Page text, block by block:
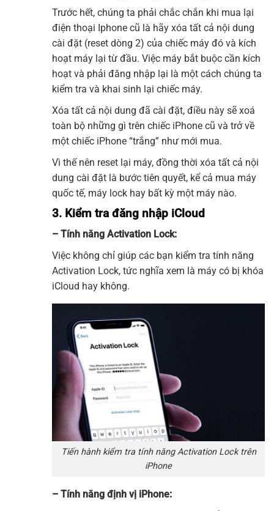
Trước hết, chúng ta phải chắc chắn khi mua lại
điện thoại Iphone cũ là hãy xóa tất cả nội dung
cài đặt (reset dòng 2) của chiếc máy đó và kích
hoạt máy lại từ đầu. Việc máy bắt buộc cần kích
hoạt và phải đăng nhập lại là một cách chúng ta
kiểm tra và khai sinh lại chiếc máy.
Xóa tất cả nội dung đã cài đặt, điều này sẽ xoá
toàn bộ những gì trên chiếc iPhone cũ và trở về
một chiếc iPhone “trắng” như mới mua.
Vì thế nên reset lại máy, đồng thời xóa tất cả nội
dung cài đặt là bước tiên quyết, kể cả mua máy
quốc tế, máy lock hay bất kỳ một máy nào.
3. Kiểm tra đăng nhập iCloud
– Tính năng Activation Lock:
Việc không chỉ giúp các bạn kiểm tra tính năng
Activation Lock, tức nghĩa xem là máy có bị khóa
iCloud hay không.
Tiến hành kiểm tra tính năng Activation Lock trên
iPhone
– Tính năng định vị iPhone: